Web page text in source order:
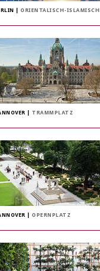
|ORIENTALISCH-
TRAMMPLATZ
|OPERNPLATZ